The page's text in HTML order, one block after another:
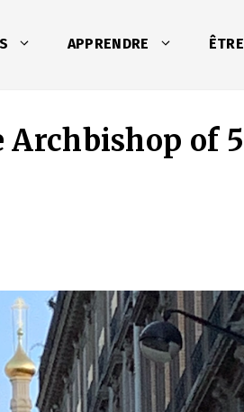
APPRENDRE
of 5